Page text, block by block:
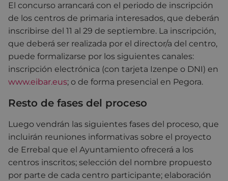
El concurso arrancará con el periodo de inscripción
de los centros de primaria interesados, que deberán
inscribirse del 11 al 29 de septiembre. La inscripción,
que deberá ser realizada por el director/a del centro,
puede formalizarse por los siguientes canales:
inscripción electrónica (con tarjeta Izenpe o DNI) en
www.eibar.eus; o de forma presencial en Pegora.
Resto de fases del proceso
Luego vendrán las siguientes fases del proceso, que
incluirán reuniones informativas sobre el proyecto
de Errebal que el Ayuntamiento ofrecerá a los
centros inscritos; selección del nombre propuesto
por parte de cada centro participante; elaboración